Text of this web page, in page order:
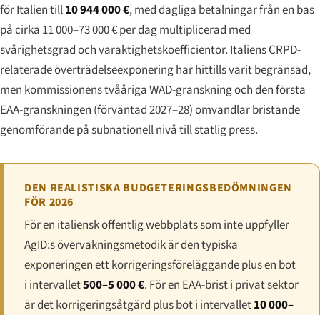
för Italien till10 944 000 €, med dagliga betalningar från en bas
på cirka 11 000–73 000 € per dag multiplicerad med
svårighetsgrad och varaktighetskoefficientor. Italiens CRPD-
relaterade överträdelseexponering har hittills varit begränsad,
men kommissionens tvååriga WAD-granskning och den första
EAA-granskningen (förväntad 2027–28) omvandlar bristande
genomförande på subnationell nivå till statlig press.
DEN REALISTISKA BUDGETERINGSBEDÖMNINGEN
FÖR 2026
För en italiensk offentlig webbplats som inte uppfyller
AgID:s övervakningsmetodik är den typiska
exponeringen ett korrigeringsföreläggande plus en bot
i intervallet500–5 000 €. För en EAA-brist i privat sektor
är det korrigeringsåtgärd plus bot i intervallet10 000–